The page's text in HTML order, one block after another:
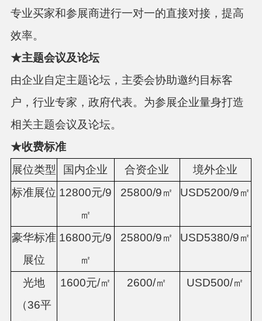
专业买家和参展商进行一对一的直接对接，提高
效率。
★主题会议及论坛
由企业自定主题论坛，主委会协助邀约目标客
户，行业专家，政府代表。为参展企业量身打造
相关主题会议及论坛。
★收费标准
展位类型
国内企业 合资企业
境外企业
标准展位 12800元/9
㎡
25800/9㎡ USD5200/9㎡
豪华标准
展位
16800元/9
㎡
25800/9㎡ USD5380/9㎡
光地
（36平
1600元/㎡ 2600/㎡ USD500/㎡